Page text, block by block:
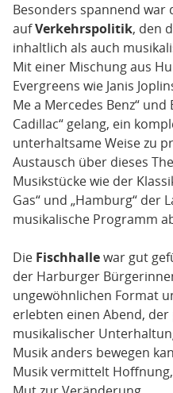
Besonders spannend war
aufVerkehrspolitik, den
inhaltlich als auch
Mit einer Mischung aus
Evergreens wie Janis
Me a Mercedes Benz“
Cadillac“ gelang, ein
unterhaltsame Weise zu
Austausch über dieses
Musikstücke wie der
Gas“ und „Hamburg“ der
musikalische Programm
Die Fischhallewar gut
der Harburger
ungewöhnlichen Format
erlebten einen Abend,
musikalischer
Musik anders bewegen
Musik vermittelt